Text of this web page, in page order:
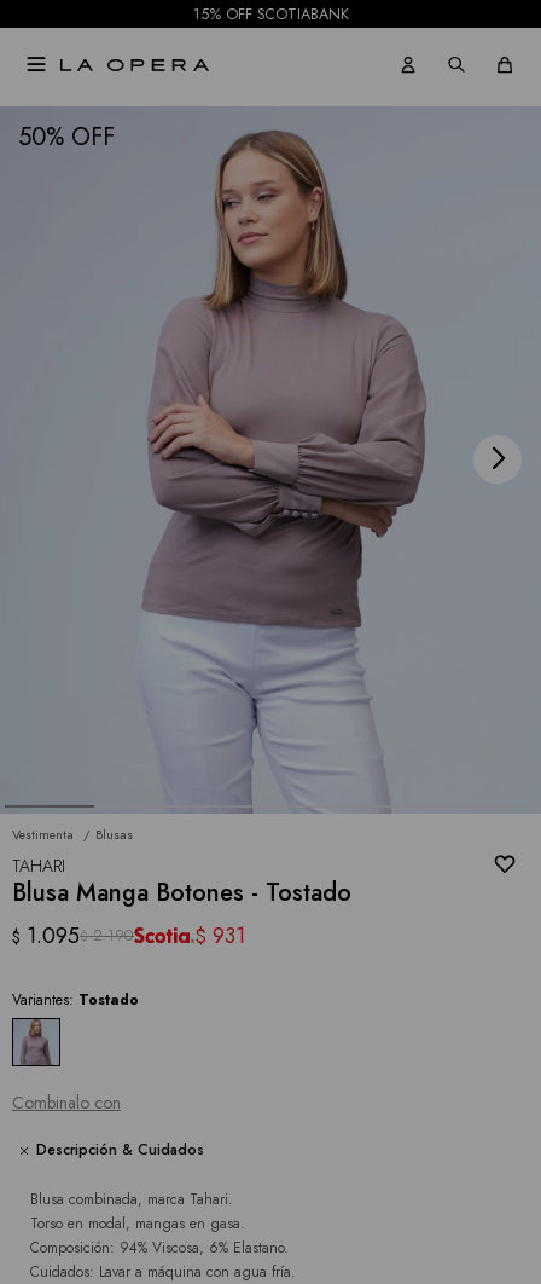
15% OFF SCOTIABANK

50
Vestimenta Blusas
TAHARI
Blusa Manga Botones - Tostado
$ 1.095$ 2.190 $ 931
Variantes: Tostado
Combinalo con
Descripción & Cuidados
Blusa combinada, marca Tahari.
Torso en modal, mangas en gasa.
Composición: 94% Viscosa, 6% Elastano.
Cuidados: Lavar a máquina con agua fría.
NOTIFICARME